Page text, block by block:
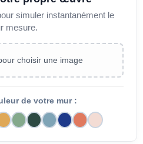
simuler instantanément le
mesure.
choisir une image
de votre mur :